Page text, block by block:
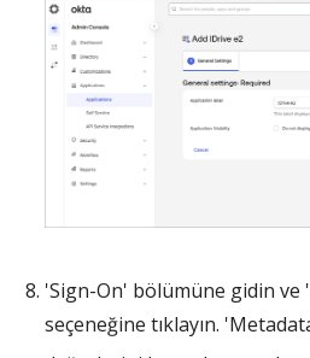
'Sign-On' bölümüne gidin ve
seçeneğine tıklayın.